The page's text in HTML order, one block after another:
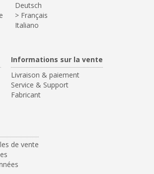
Deutsch
> Français
Italiano
Informations sur la vente
Livraison & paiement
Service & Support
Fabricant
de vente